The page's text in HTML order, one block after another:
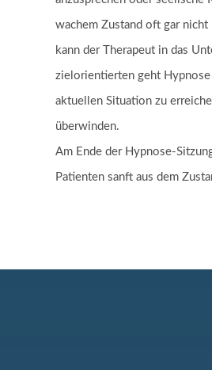
wachem Zustand oft gar
kann der Therapeut in das
zielorientierten geht Hypnose
aktuellen Situation zu
überwinden.
Am Ende der Hypnose-
Patienten sanft aus dem